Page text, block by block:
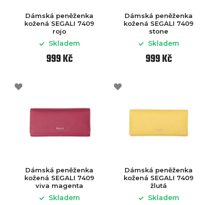
Dámská peněženka
kožená SEGALI 7409
rojo
Skladem
999 Kč
Dámská peněženka
kožená SEGALI 7409
stone
Skladem
999 Kč
Dámská peněženka
kožená SEGALI 7409
viva magenta
Skladem
Dámská peněženka
kožená SEGALI 7409
žlutá
Skladem